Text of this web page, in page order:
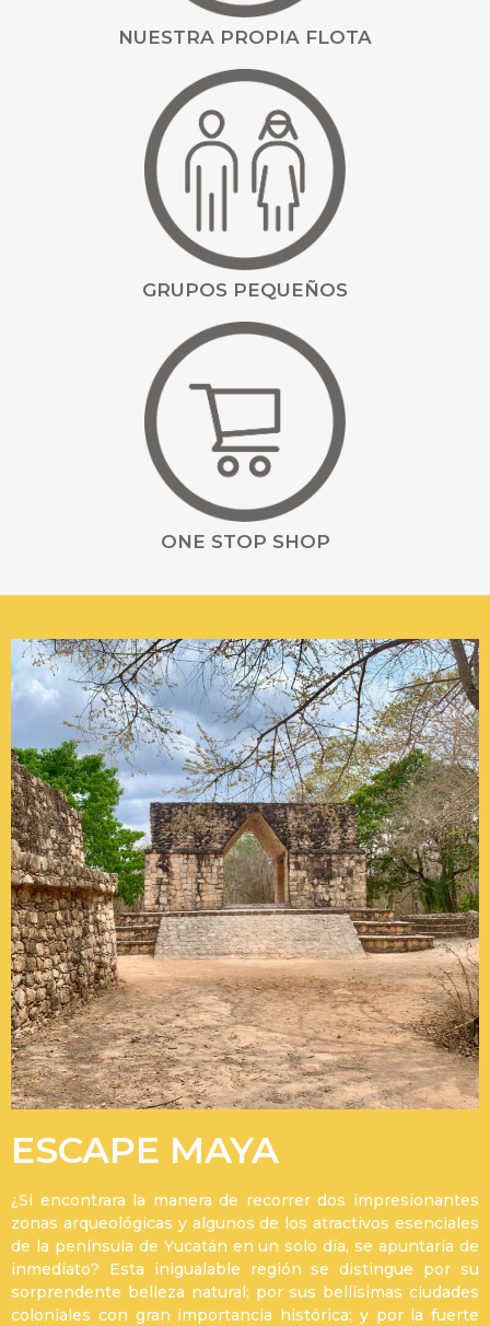
NUESTRA PROPIA FLOTA
GRUPOS PEQUEÑOS
ONE STOP SHOP
ESCAPE MAYA
¿Si encontrara la manera de recorrer dos impresionantes
zonas arqueológicas y algunos de los atractivos esenciales
de la península de Yucatán en un solo día, se apuntaría de
inmediato? Esta inigualable región se distingue por su
sorprendente belleza natural; por sus bellísimas ciudades
coloniales con gran importancia histórica; y por la fuerte